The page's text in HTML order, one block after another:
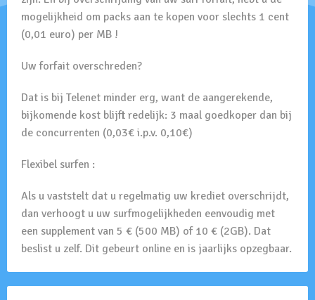
mogelijkheid om packs aan te kopen voor slechts 1 cent
(0,01 euro) per MB !
Uw forfait overschreden?
Dat is bij Telenet minder erg, want de aangerekende,
bijkomende kost blijft redelijk: 3 maal goedkoper dan bij
de concurrenten (0,03€ i.p.v. 0,10€)
Flexibel surfen :
Als u vaststelt dat u regelmatig uw krediet overschrijdt,
dan verhoogt u uw surfmogelijkheden eenvoudig met
een supplement van 5 € (500 MB) of 10 € (2GB). Dat
beslist u zelf. Dit gebeurt online en is jaarlijks opzegbaar.